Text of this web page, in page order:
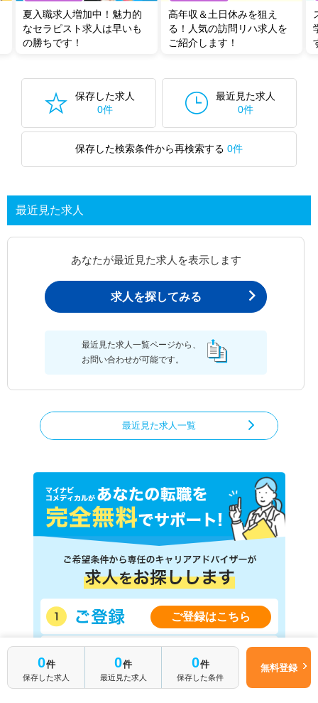
夏入職求人増加中！魅力的
なセラピスト求人は早いも
の勝ちです！
高年収＆土日休みを狙え
る！人気の訪問リハ求人を
ご紹介します！
保存した求人
0件
最近見た求人
0件
保存した検索条件から再検索する 0件
最近見た求人
あなたが最近見た求人を表示します
求人を探してみる
最近見た求人一覧ページから、
お問い合わせが可能です。
最近見た求人一覧
0件
保存した求人
0件
最近見た求人
0件
保存した条件
無料登録
ご登録はこちら
無料転職サポートに申し込む
はじめて転職